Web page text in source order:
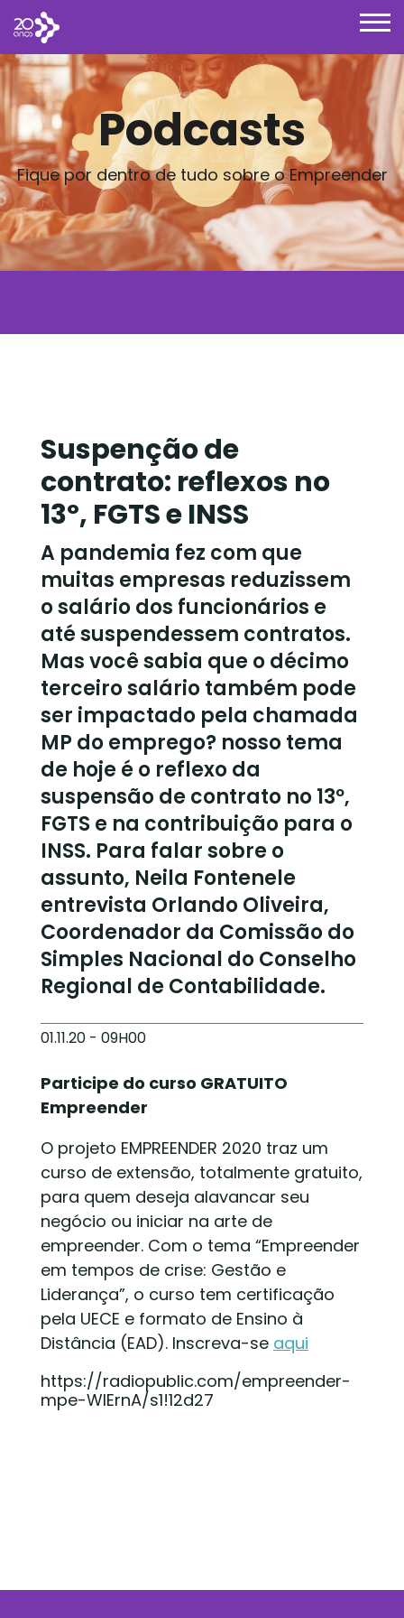
Podcasts
Fique por dentro de tudo sobre o Empreender
Suspenção de
contrato: reflexos no
13º, FGTS e INSS
A pandemia fez com que
muitas empresas reduzissem
o salário dos funcionários e
até suspendessem contratos.
Mas você sabia que o décimo
terceiro salário também pode
ser impactado pela chamada
MP do emprego? nosso tema
de hoje é o reflexo da
suspensão de contrato no 13º,
FGTS e na contribuição para o
INSS. Para falar sobre o
assunto, Neila Fontenele
entrevista Orlando Oliveira,
Coordenador da Comissão do
Simples Nacional do Conselho
Regional de Contabilidade.
01.11.20 - 09H00
Participe do curso GRATUITO
Empreender
O projeto EMPREENDER 2020 traz um
curso de extensão, totalmente gratuito,
para quem deseja alavancar seu
negócio ou iniciar na arte de
empreender. Com o tema “Empreender
em tempos de crise: Gestão e
Liderança”, o curso tem certificação
pela UECE e formato de Ensino à
Distância (EAD). Inscreva-se aqui
https://radiopublic.com/empreender-
mpe-WlErnA/s1!12d27